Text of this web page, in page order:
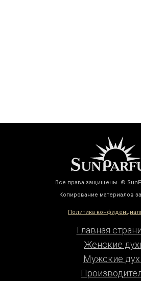
Все права защищены ©
Копирование материалов
Политика
Главная
Женские
Мужские